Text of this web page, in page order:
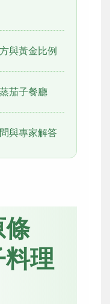
與黃金比例
茄子餐廳
與專家解答
條
理